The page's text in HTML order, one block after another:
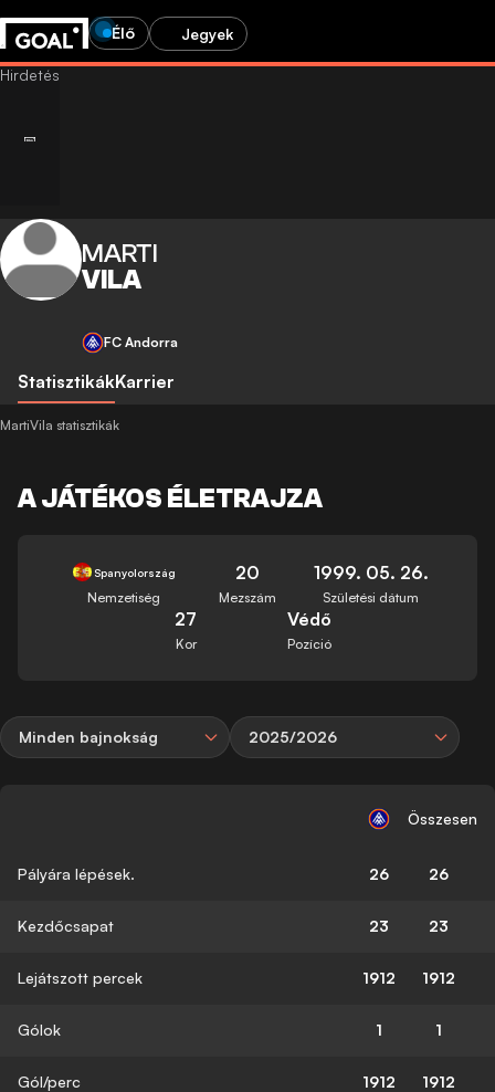
Élő Jegyek
MARTI
VILA
FC Andorra
StatisztikákKarrier
MartiVila statisztikák
A JÁTÉKOS ÉLETRAJZA
Spanyolország
Nemzetiség
20
Mezszám
1999. 05. 26.
Születési dátum
27
Kor
Védő
Pozíció
Minden bajnokság 2025/2026
Összesen
Pályára lépések. 26 26
Kezdőcsapat 23 23
Lejátszott percek 1912 1912
Gólok 1 1
Gól/perc 1912 1912